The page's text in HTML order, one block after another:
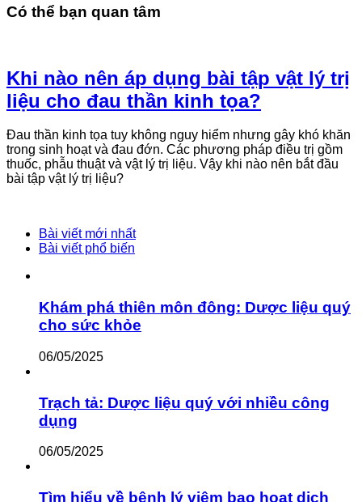
Có thể bạn quan tâm
Khi nào nên áp dụng bài tập vật lý trị
liệu cho đau thần kinh tọa?
Đau thần kinh tọa tuy không nguy hiểm nhưng gây khó khăn
trong sinh hoạt và đau đớn. Các phương pháp điều trị gồm
thuốc, phẫu thuật và vật lý trị liệu. Vậy khi nào nên bắt đầu
bài tập vật lý trị liệu?
Bài viết mới nhất
Bài viết phổ biến
Khám phá thiên môn đông: Dược liệu quý
cho sức khỏe
06/05/2025
Trạch tả: Dược liệu quý với nhiều công
dụng
06/05/2025
Tìm hiểu về bệnh lý viêm bao hoạt dịch